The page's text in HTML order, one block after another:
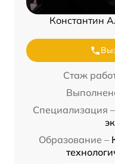
Константин
Стаж
Специализация –
Образование –